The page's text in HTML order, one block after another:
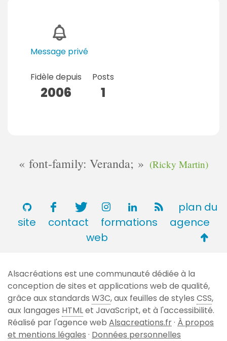
Message privé
Fidèle depuis
2006
Posts
1
font-family: Veranda; (Ricky Martin)
plan du
site
contact formations
agence
web
de
page
Alsacréations est une communauté dédiée à la
conception de sites et applications web de qualité,
grâce aux standards W3C, aux feuilles de styles CSS,
aux langages HTMLet JavaScript, et à l'accessibilité.
Réalisé par l'agence web Alsacreations.fr· À propos
et mentions légales · Données personnelles